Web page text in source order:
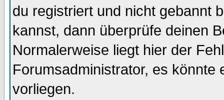
du registriert und nicht gebannt
kannst, dann überprüfe deinen
Normalerweise liegt hier der
Forumsadministrator, es könnte
vorliegen.